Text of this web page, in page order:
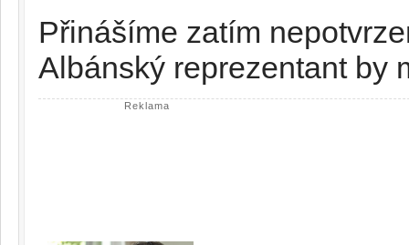
Přinášíme zatím
Albánský reprezentant by
Reklama